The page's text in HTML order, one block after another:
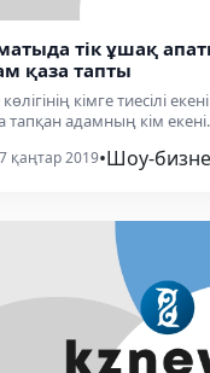
тік ұшақ
қаза тапты
кімге тиесілі
тапқан адамның кім
қаңтар 2019•Шоу-